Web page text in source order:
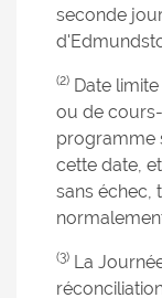
seconde
(2) Date
ou de
programme
cette date,
sans échec,
(3) La